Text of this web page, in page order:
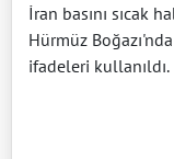
İran basını sıcak
Hürmüz
ifadeleri kullanıldı.